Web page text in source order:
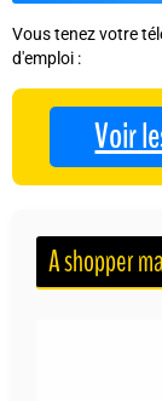
Vous tenez votre
d'emploi :
Voir
A shopper